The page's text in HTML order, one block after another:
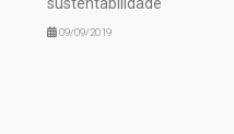
09/09/2019